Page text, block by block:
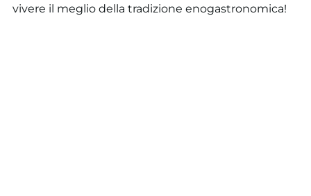
vivere il meglio della tradizione enogastronomica!